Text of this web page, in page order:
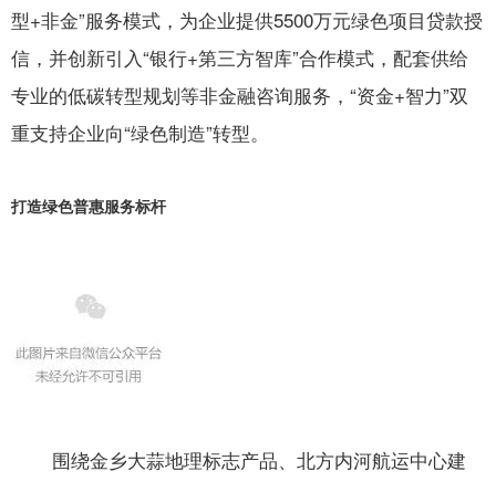
型+非金”服务模式，为企业提供5500万元绿色项目贷款授
信，并创新引入“银行+第三方智库”合作模式，配套供给
专业的低碳转型规划等非金融咨询服务，“资金+智力”双
重支持企业向“绿色制造”转型。
打造绿色普惠服务标杆
围绕金乡大蒜地理标志产品、北方内河航运中心建